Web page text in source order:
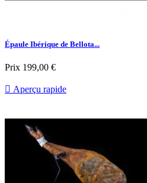
Épaule Ibérique de Bellota...
Prix 199,00 €
 Aperçu rapide